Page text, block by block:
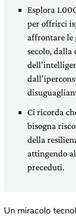
Esplora
per offrirci
affrontare le
secolo,
Ci ricorda
bisogna
della
attingendo
preceduti.
Un miracolo